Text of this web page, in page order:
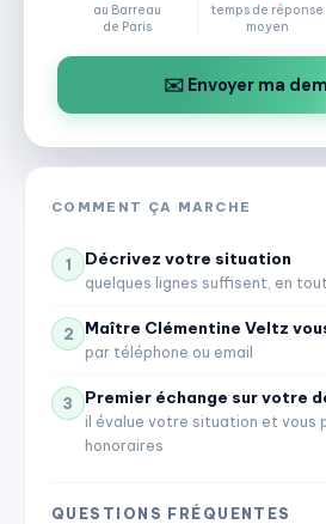
au Barreau
de Paris
temps de réponse
moyen
✉️ Envoyer ma
COMMENT ÇA MARCHE
1 Décrivez votre situation
quelques lignes suffisent, en
2 Maître Clémentine Veltz
par téléphone ou email
3 Premier échange sur votre
il évalue votre situation et vous
honoraires
QUESTIONS FRÉQUENTES